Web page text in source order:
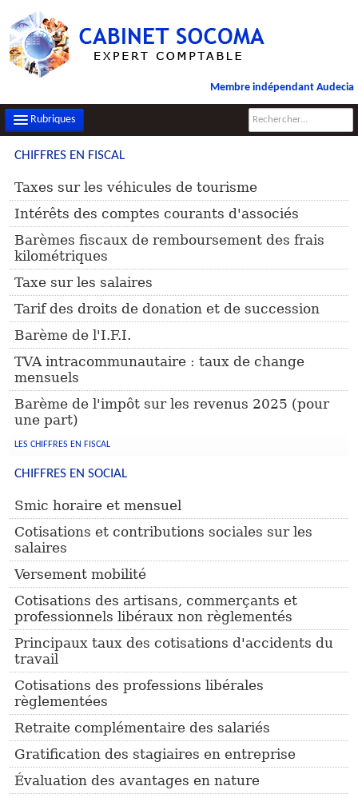
Membre indépendant Audecia
Rubriques
LE CABINET
NOS MISSIONS
PLAN D'ACCÈS
FILS D'ACTUALITÉS
INFOS DE GESTION
OUTILS PRATIQUES
NOTRE ÉQUIPE
CHIFFRES EN FISCAL
Taxes sur les véhicules de tourisme
Intérêts des comptes courants d'associés
Barèmes fiscaux de remboursement des frais
kilométriques
Taxe sur les salaires
Tarif des droits de donation et de succession
Barème de l'I.F.I.
TVA intracommunautaire : taux de change
mensuels
Barème de l'impôt sur les revenus 2025 (pour
une part)
LES CHIFFRES EN FISCAL
CHIFFRES EN SOCIAL
Smic horaire et mensuel
Cotisations et contributions sociales sur les
salaires
Versement mobilité
Cotisations des artisans, commerçants et
professionnels libéraux non règlementés
Principaux taux des cotisations d'accidents du
travail
Cotisations des professions libérales
règlementées
Retraite complémentaire des salariés
Gratification des stagiaires en entreprise
Évaluation des avantages en nature